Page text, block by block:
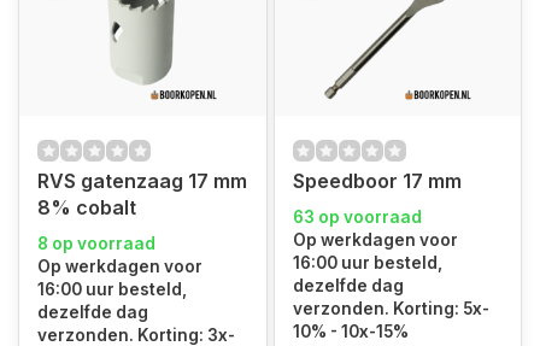
RVS gatenzaag 17 mm
8% cobalt
8 op voorraad
Op werkdagen voor
16:00 uur besteld,
dezelfde dag
verzonden. Korting: 3x-
Speedboor 17 mm
63 op voorraad
Op werkdagen voor
16:00 uur besteld,
dezelfde dag
verzonden. Korting: 5x-
10% - 10x-15%